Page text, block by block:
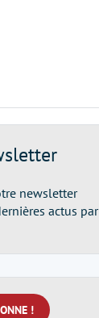
newsletter
actus par